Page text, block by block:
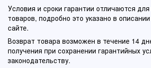
Условия и сроки гарантии отличаются
товаров, подробно это указано в
сайте.
Возврат товара возможен в течение 14
получения при сохранении гарантийных
законодательству.